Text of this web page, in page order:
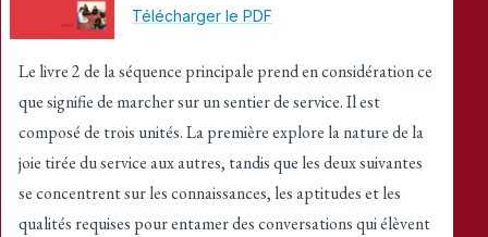
Télécharger le PDF
Le livre 2 de la séquence principale prend en considération ce
que signifie de marcher sur un sentier de service. Il est
composé de trois unités. La première explore la nature de la
joie tirée du service aux autres, tandis que les deux suivantes
se concentrent sur les connaissances, les aptitudes et les
qualités requises pour entamer des conversations qui élèvent